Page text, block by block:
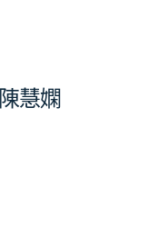
慧嫻